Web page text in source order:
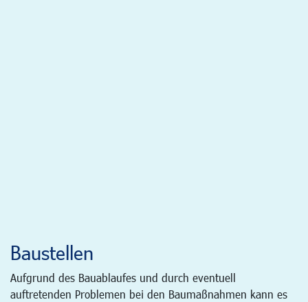
Baustellen
Aufgrund des Bauablaufes und durch eventuell
auftretenden Problemen bei den Baumaßnahmen kann es